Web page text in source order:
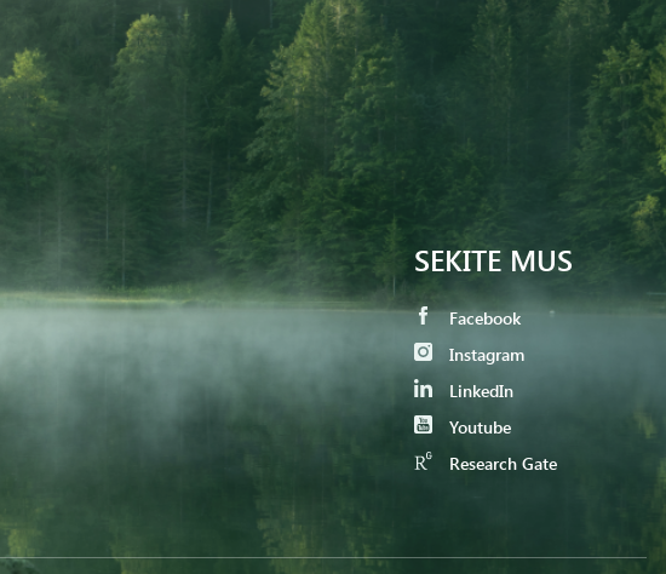
SEKITE MUS
Facebook
Instagram
LinkedIn
Youtube
Research Gate